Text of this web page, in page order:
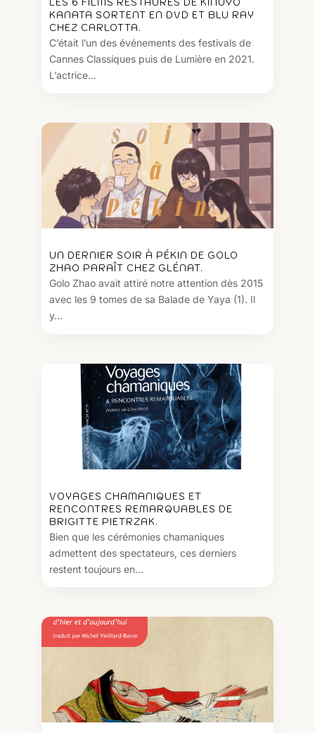
LES 6 FILMS RESTAURÉS DE KINUYO
KANATA SORTENT EN DVD ET BLU RAY
CHEZ CARLOTTA.
C’était l’un des événements des festivals de
Cannes Classiques puis de Lumière en 2021.
L’actrice...
UN DERNIER SOIR À PÉKIN DE GOLO
ZHAO PARAÎT CHEZ GLÉNAT.
Golo Zhao avait attiré notre attention dès 2015
avec les 9 tomes de sa Balade de Yaya (1). Il
y...
VOYAGES CHAMANIQUES ET
RENCONTRES REMARQUABLES DE
BRIGITTE PIETRZAK.
Bien que les cérémonies chamaniques
admettent des spectateurs, ces derniers
restent toujours en...